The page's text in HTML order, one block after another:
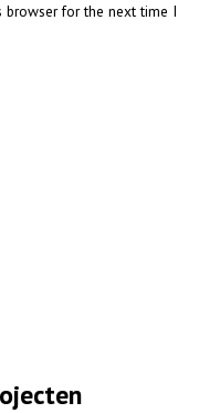
browser for the next time I